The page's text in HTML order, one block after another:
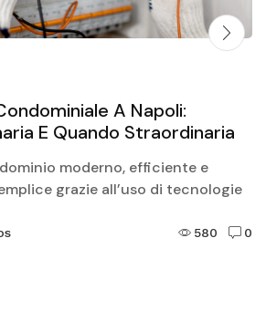
A Napoli:
E Quando Straordinaria
moderno, efficiente e
grazie all’uso di tecnologie
tecnici, che...
580 0